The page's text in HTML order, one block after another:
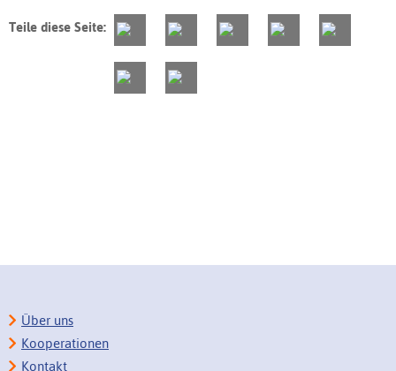
Teile diese Seite:
Über uns
Kooperationen
Kontakt